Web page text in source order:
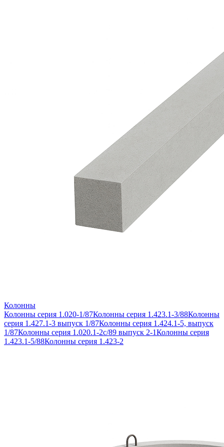
Колонны
Колонны серия 1.020-1/87Колонны серия 1.423.1-3/88Колонны
серия 1.427.1-3 выпуск 1/87Колонны серия 1.424.1-5, выпуск
1/87Колонны серия 1.020.1-2с/89 выпуск 2-1Колонны серия
1.423.1-5/88Колонны серия 1.423-2